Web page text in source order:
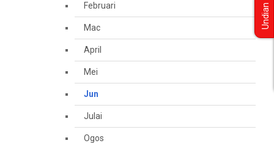
Februari
Mac
April
Mei
Jun
Julai
Ogos
Undian